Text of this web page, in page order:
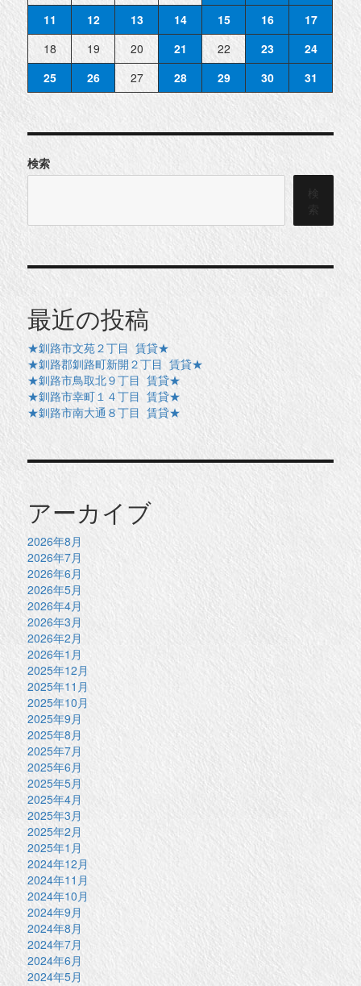
11 12 13 14 15 16
17
18
19 20 21 22 23
24
25
26 27 28 29 30 31
検索
検
索
最近の投稿
★釧路市文苑２丁目 賃貸★
★釧路郡釧路町新開２丁目 賃貸★
★釧路市鳥取北９丁目 賃貸★
★釧路市幸町１４丁目 賃貸★
★釧路市南大通８丁目 賃貸★
アーカイブ
2026年8月
2026年7月
2026年6月
2026年5月
2026年4月
2026年3月
2026年2月
2026年1月
2025年12月
2025年11月
2025年10月
2025年9月
2025年8月
2025年7月
2025年6月
2025年5月
2025年4月
2025年3月
2025年2月
2025年1月
2024年12月
2024年11月
2024年10月
2024年9月
2024年8月
2024年7月
2024年6月
2024年5月